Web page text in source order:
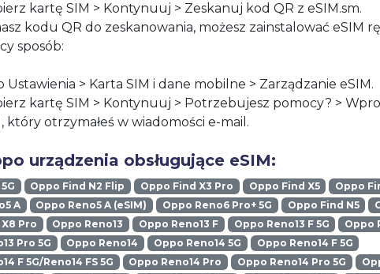
kartę SIM > Kontynuuj > Zeskanuj kod QR z eSIM.sm.
kodu QR do zeskanowania, możesz zainstalować eSIM
sposób:
Ustawienia > Karta SIM i dane mobilne > Zarządzanie eSIM.
kartę SIM > Kontynuuj > Potrzebujesz pomocy? >
który otrzymałeś w wiadomości e-mail.
urządzenia obsługujące eSIM:
Oppo Find N2 Flip Oppo Find X3 Pro Oppo Find X5
Oppo
A
Oppo Reno5 A (eSIM) Oppo Reno6 Pro+ 5G Oppo Find N5
Pro
Oppo Reno13 Oppo Reno13 F Oppo Reno13 F 5G
Oppo
Pro 5G
Oppo Reno14 Oppo Reno14 5G
Oppo Reno14 F 5G
F 5G/Reno14 FS 5G
Oppo Reno14 Pro Oppo Reno14 Pro 5G